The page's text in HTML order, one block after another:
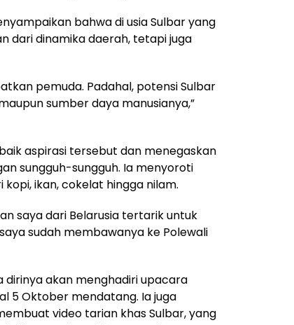
bahwa di usia Sulbar yang
dari dinamika daerah, tetapi juga
pemuda. Padahal, potensi Sulbar
sumber daya manusianya,”
aspirasi tersebut dan menegaskan
sungguh-sungguh. Ia menyoroti
ikan, cokelat hingga nilam.
saya dari Belarusia tertarik untuk
sudah membawanya ke Polewali
dirinya akan menghadiri upacara
5 Oktober mendatang. Ia juga
video tarian khas Sulbar, yang